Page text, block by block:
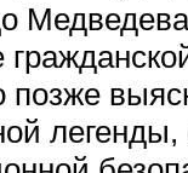
позже